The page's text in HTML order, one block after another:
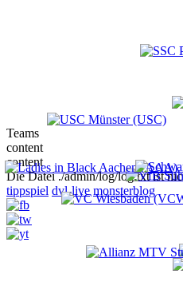
Teams
content
content
Die Datei ./admin/log/log.txt ist
tippspiel dvl-live monsterblog